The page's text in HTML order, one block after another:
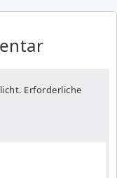
Erforderliche